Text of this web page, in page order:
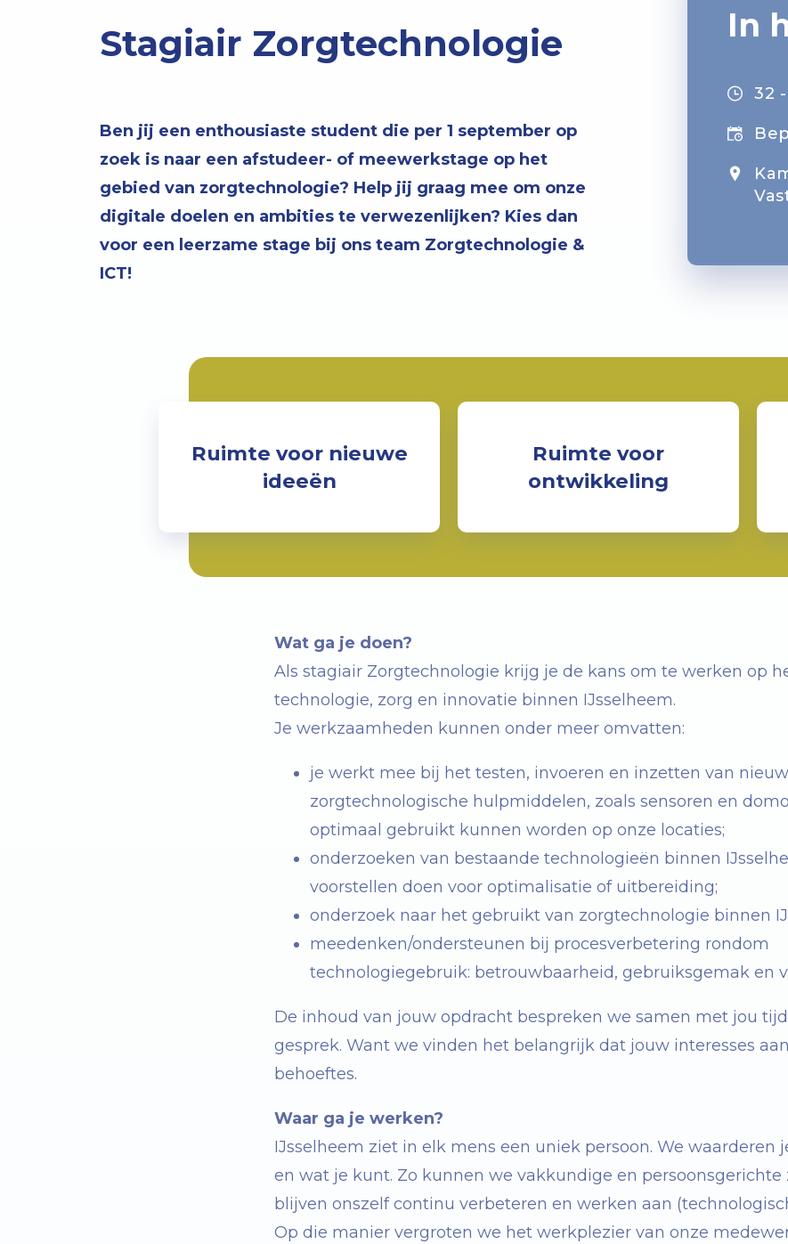
Stagiair Zorgtechnologie
Ben jij een enthousiaste student die per 1 september op
zoek is naar een afstudeer- of meewerkstage op het
gebied van zorgtechnologie? Help jij graag mee om onze
digitale doelen en ambities te verwezenlijken? Kies dan
voor een leerzame stage bij ons team Zorgtechnologie &
ICT!
In
32
Ruimte voor nieuwe
ideeën
Ruimte voor
ontwikkeling
Wat ga je doen?
Als stagiair Zorgtechnologie krijg je de kans om te werken op
technologie, zorg en innovatie binnen IJsselheem.
Je werkzaamheden kunnen onder meer omvatten:
je werkt mee bij het testen, invoeren en inzetten van
zorgtechnologische hulpmiddelen, zoals sensoren en
optimaal gebruikt kunnen worden op onze locaties;
onderzoeken van bestaande technologieën binnen
voorstellen doen voor optimalisatie of uitbereiding;
onderzoek naar het gebruikt van zorgtechnologie binnen
meedenken/ondersteunen bij procesverbetering rondom
technologiegebruik: betrouwbaarheid, gebruiksgemak en
De inhoud van jouw opdracht bespreken we samen met jou
gesprek. Want we vinden het belangrijk dat jouw interesses
behoeftes.
Waar ga je werken?
IJsselheem ziet in elk mens een uniek persoon. We waarderen
en wat je kunt. Zo kunnen we vakkundige en persoonsgerichte
blijven onszelf continu verbeteren en werken aan
Op die manier vergroten we het werkplezier van onze